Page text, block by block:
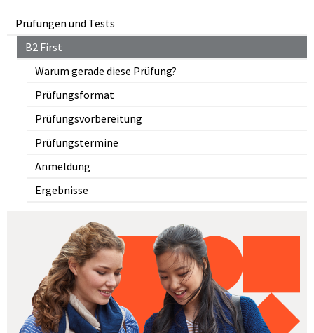
Prüfungen und Tests
B2 First
Warum gerade diese Prüfung?
Prüfungsformat
Prüfungsvorbereitung
Prüfungstermine
Anmeldung
Ergebnisse